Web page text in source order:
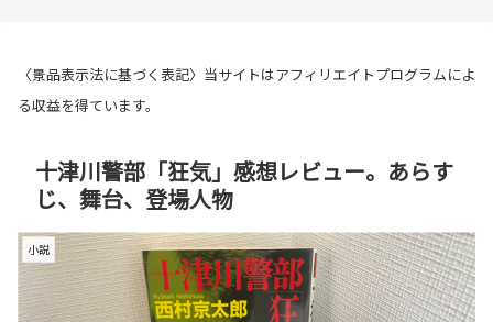
〈景品表示法に基づく表記〉当サイトはアフィリエイトプログラムによ
る収益を得ています。
十津川警部「狂気」感想レビュー。あらす
じ、舞台、登場人物
小説